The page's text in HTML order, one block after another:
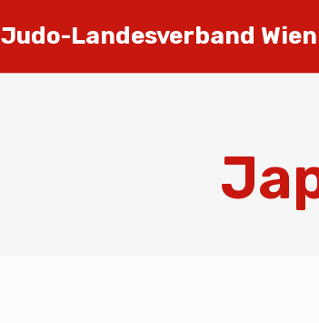
Judo-Landesverband Wien